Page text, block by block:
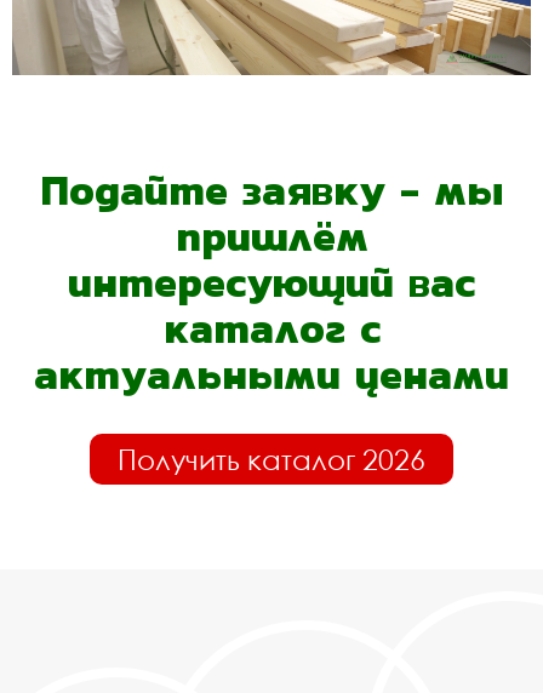
Подайте заявку - мы
пришлём
интересующий вас
каталог с
актуальными ценами
Получить каталог 2026